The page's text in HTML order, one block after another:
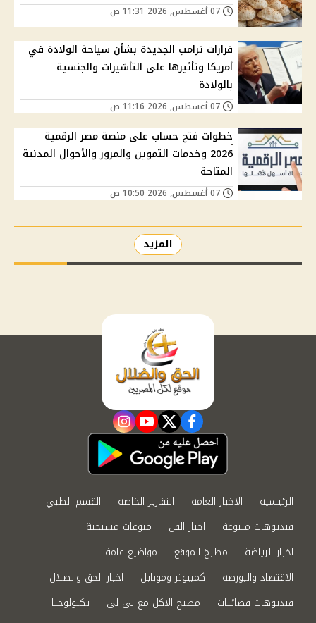
قرارات ترامب الجديدة بشأن سياحة الولادة في
أمريكا وتأثيرها على التأشيرات والجنسية
بالولادة
خطوات فتح حساب على منصة مصر الرقمية
2026 وخدمات التموين والمرور والأحوال المدنية
المتاحة
المزيد
facebook
twitter
youtube
instagram
الرئيسية الاخبار العامة التقارير الخاصة
القسم الطبي
فيديوهات متنوعة
اخبار الفن
منوعات مسيحية
اخبار الرياضة
مطبخ الموقع
مواضيع عامة
الاقتصاد والبورصة
كمبيوتر وموبايل
اخبار الحق والضلال
فيديوهات فضائيات
مطبخ الاكل مع لى لى
تكنولوجيا